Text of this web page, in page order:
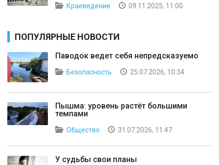
Краеведение 09.11.2025, 11:00
ПОПУЛЯРНЫЕ НОВОСТИ
Паводок ведет себя непредсказуемо
Безопасность 25.07.2026, 10:34
Пышма: уровень растёт большими
темпами
Общество 31.07.2026, 11:47
У судьбы свои планы